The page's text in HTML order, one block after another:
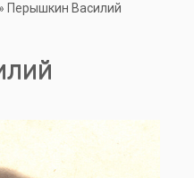
» Перышкин Василий